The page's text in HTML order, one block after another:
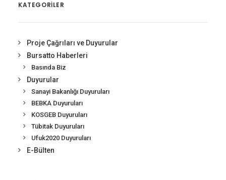
KATEGORİLER
Proje Çağrıları ve Duyurular
Bursatto Haberleri
Basında Biz
Duyurular
Sanayi Bakanlığı Duyuruları
BEBKA Duyuruları
KOSGEB Duyuruları
Tübitak Duyuruları
Ufuk2020 Duyuruları
E-Bülten